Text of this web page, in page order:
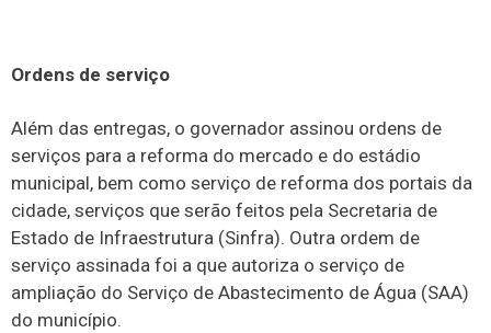
Ordens de serviço
Além das entregas, o governador assinou ordens de
serviços para a reforma do mercado e do estádio
municipal, bem como serviço de reforma dos portais da
cidade, serviços que serão feitos pela Secretaria de
Estado de Infraestrutura (Sinfra). Outra ordem de
serviço assinada foi a que autoriza o serviço de
ampliação do Serviço de Abastecimento de Água (SAA)
do município.